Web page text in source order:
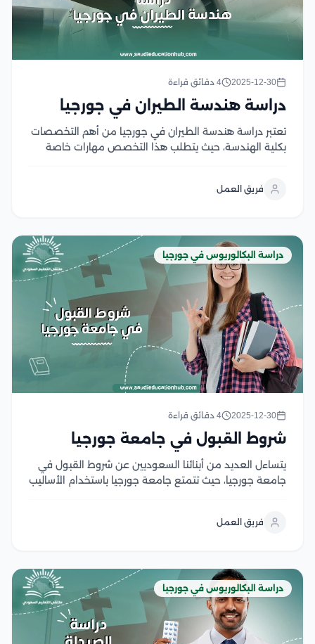
2025-12-30 4 دقائق قراءة
دراسة هندسة الطيران في جورجيا
تعتبر دراسة هندسة الطيران في جورجيا من أهم التخصصات
بكلية الهندسة، حيث يتطلب هذا التخصص مهارات خاصة
أنه تخصص يحتاج إلى معرفة واسعة...
فريق العمل
دراسة البكالوريوس في جورجيا
2025-12-30 4 دقائق قراءة
شروط القبول في جامعة جورجيا
يتساءل العديد من أبنائنا السعوديين عن شروط القبول في
جامعة جورجيا، حيث تتمتع جامعة جورجيا باستخدام الأساليب
والعالمي، كما أن جامعة جورجيا معتمدة...
فريق العمل
دراسة البكالوريوس في جورجيا